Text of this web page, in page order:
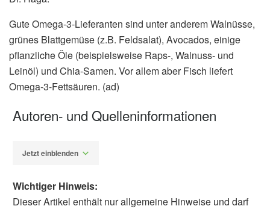
Gute Omega-3-Lieferanten sind unter anderem Walnüsse,
grünes Blattgemüse (z.B. Feldsalat), Avocados, einige
pflanzliche Öle (beispielsweise Raps-, Walnuss- und
Leinöl) und Chia-Samen. Vor allem aber Fisch liefert
Omega-3-Fettsäuren. (ad)
Autoren- und Quelleninformationen
Jetzt einblenden
Wichtiger Hinweis:
Dieser Artikel enthält nur allgemeine Hinweise und darf